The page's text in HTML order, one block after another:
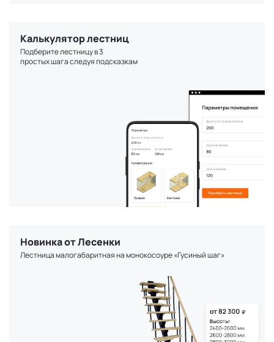
Калькулятор лестниц
Подберите лестницу в 3
простых шага следуя подсказкам
Новинка от Лесенки
Лестница малогабаритная на монокосоуре «Гусиный шаг»